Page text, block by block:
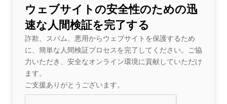
ウェブサイトの安全性のための迅
速な人間検証を完了する
詐欺、スパム、悪用からウェブサイトを保護するため
に、簡単な人間検証プロセスを完了してください。ご協
力いただき、安全なオンライン環境に貢献していただけ
ます。
ご支援ありがとうございます。